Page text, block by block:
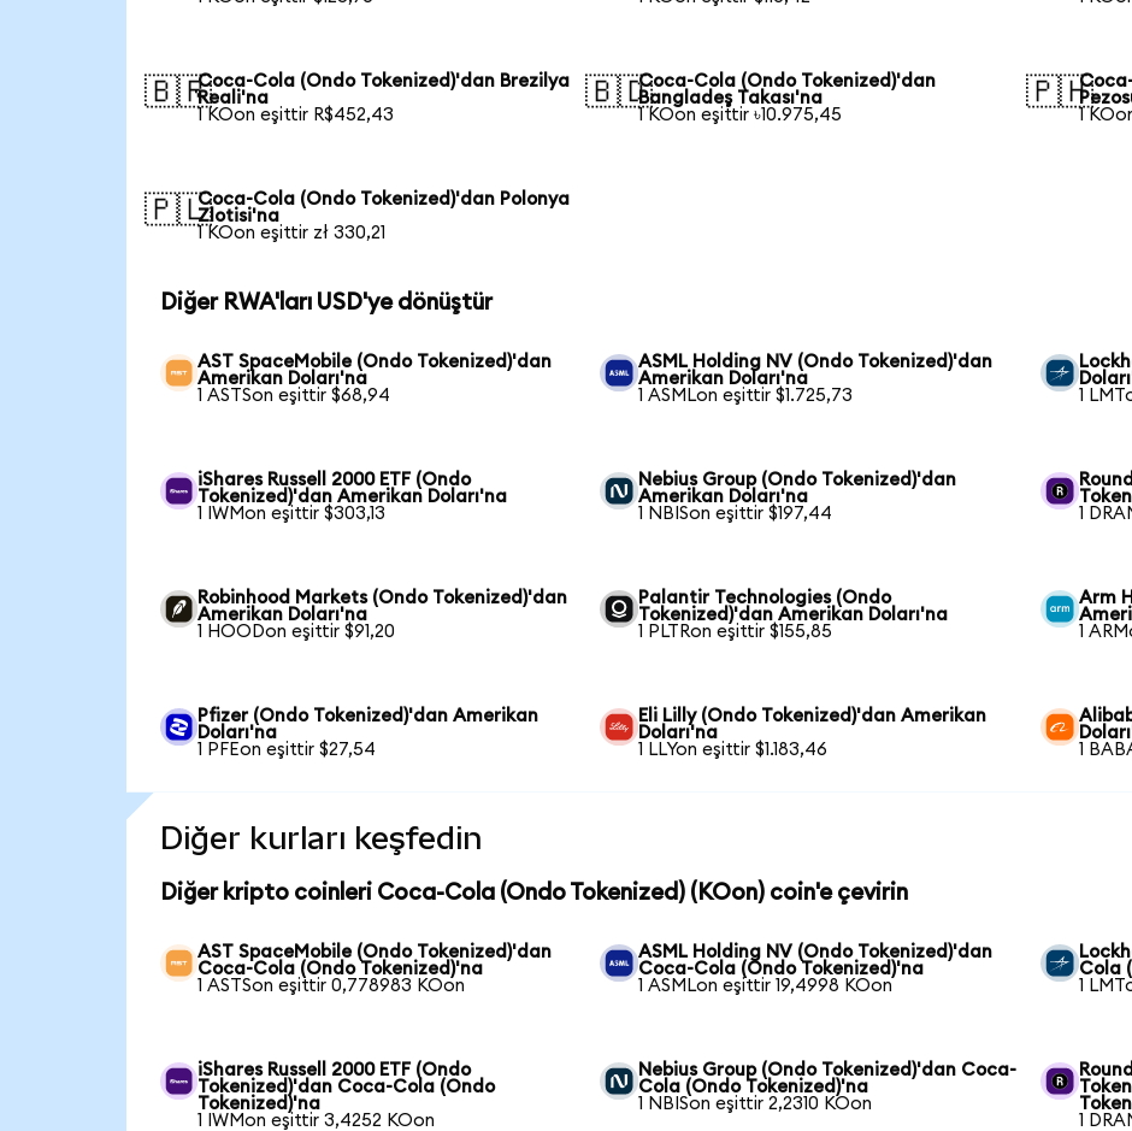
🇧🇷Coca-Cola (Ondo Tokenized)'dan Brezilya
Reali'na
1 KOon eşittir R$452,43
🇧🇩Coca-Cola (Ondo Tokenized)'dan
Bangladeş Takası'na
1 KOon eşittir ৳10.975,45
🇵🇭
1
🇵🇱Coca-Cola (Ondo Tokenized)'dan Polonya
Zlotisi'na
1 KOon eşittir zł 330,21
Diğer RWA'ları USD'ye dönüştür
AST SpaceMobile (Ondo Tokenized)'dan
Amerikan Doları'na
1 ASTSon eşittir $68,94
ASML Holding NV (Ondo Tokenized)'dan
Amerikan Doları'na
1 ASMLon eşittir $1.725,73
1
iShares Russell 2000 ETF (Ondo
Tokenized)'dan Amerikan Doları'na
1 IWMon eşittir $303,13
Nebius Group (Ondo Tokenized)'dan
Amerikan Doları'na
1 NBISon eşittir $197,44
1
Robinhood Markets (Ondo Tokenized)'dan
Amerikan Doları'na
1 HOODon eşittir $91,20
Palantir Technologies (Ondo
Tokenized)'dan Amerikan Doları'na
1 PLTRon eşittir $155,85
Arm
1
Pfizer (Ondo Tokenized)'dan Amerikan
Doları'na
1 PFEon eşittir $27,54
Eli Lilly (Ondo Tokenized)'dan Amerikan
Doları'na
1 LLYon eşittir $1.183,46
1
Diğer kurları keşfedin
Diğer kripto coinleri Coca-Cola (Ondo Tokenized) (KOon) coin'e çevirin
AST SpaceMobile (Ondo Tokenized)'dan
Coca-Cola (Ondo Tokenized)'na
1 ASTSon eşittir 0,778983 KOon
ASML Holding NV (Ondo Tokenized)'dan
Coca-Cola (Ondo Tokenized)'na
1 ASMLon eşittir 19,4998 KOon
Cola
1
iShares Russell 2000 ETF (Ondo
Tokenized)'dan Coca-Cola (Ondo
Tokenized)'na
1 IWMon eşittir 3,4252 KOon
Nebius Group (Ondo Tokenized)'dan Coca-
Cola (Ondo Tokenized)'na
1 NBISon eşittir 2,2310 KOon
1